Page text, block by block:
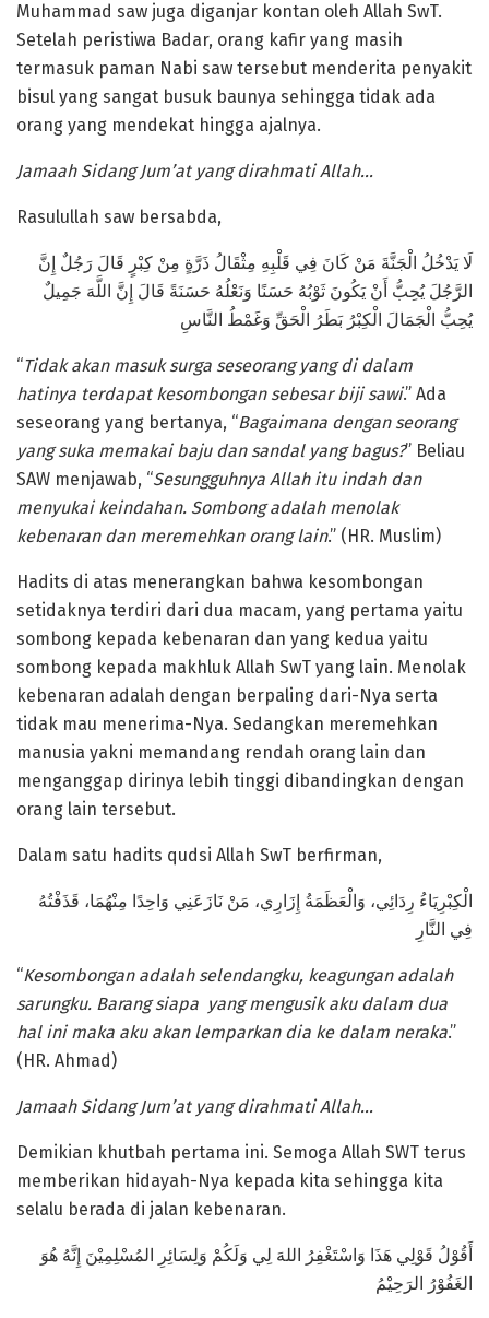
Muhammad saw juga diganjar kontan oleh Allah SwT.
Setelah peristiwa Badar, orang kafir yang masih
termasuk paman Nabi saw tersebut menderita penyakit
bisul yang sangat busuk baunya sehingga tidak ada
orang yang mendekat hingga ajalnya.
Jamaah Sidang Jum’at yang dirahmati Allah…
Rasulullah saw bersabda,
لَا يَدْخُلُ الْجَنَّةَ مَنْ كَانَ فِي قَلْبِهِ مِثْقَالُ ذَرَّةٍ مِنْ كِبْرٍ قَالَ رَجُلٌ إِنَّ
الرَّجُلَ يُحِبُّ أَنْ يَكُونَ ثَوْبُهُ حَسَنًا وَنَعْلُهُ حَسَنَةً قَالَ إِنَّ اللَّهَ جَمِيلٌ
يُحِبُّ الْجَمَالَ الْكِبْرُ بَطَرُ الْحَقِّ وَغَمْطُ النَّاسِ
“Tidak akan masuk surga seseorang yang di dalam
hatinya terdapat kesombongan sebesar biji sawi.” Ada
seseorang yang bertanya, “Bagaimana dengan seorang
yang suka memakai baju dan sandal yang bagus?” Beliau
SAW menjawab, “Sesungguhnya Allah itu indah dan
menyukai keindahan. Sombong adalah menolak
kebenaran dan meremehkan orang lain.” (HR. Muslim)
Hadits di atas menerangkan bahwa kesombongan
setidaknya terdiri dari dua macam, yang pertama yaitu
sombong kepada kebenaran dan yang kedua yaitu
sombong kepada makhluk Allah SwT yang lain. Menolak
kebenaran adalah dengan berpaling dari-Nya serta
tidak mau menerima-Nya. Sedangkan meremehkan
manusia yakni memandang rendah orang lain dan
menganggap dirinya lebih tinggi dibandingkan dengan
orang lain tersebut.
Dalam satu hadits qudsi Allah SwT berfirman,
الْكِبْرِيَاءُ رِدَائِي، وَالْعَظَمَةُ إِزَارِي، مَنْ نَازَعَنِي وَاحِدًا مِنْهُمَا، قَذَفْتُهُ
فِي النَّارِ
“Kesombongan adalah selendangku, keagungan adalah
sarungku. Barang siapa yang mengusik aku dalam dua
hal ini maka aku akan lemparkan dia ke dalam neraka.”
(HR. Ahmad)
Jamaah Sidang Jum’at yang dirahmati Allah…
Demikian khutbah pertama ini. Semoga Allah SWT terus
memberikan hidayah-Nya kepada kita sehingga kita
selalu berada di jalan kebenaran.
أَقُوْلُ قَوْلِي هَذَا وَاسْتَغْفِرُ اللهَ لِي وَلَكُمْ وَلِسَائِرِ المُسْلِمِيْنَ إِنَّهُ هُوَ
الغَفُوْرُ الرَحِيْمُ